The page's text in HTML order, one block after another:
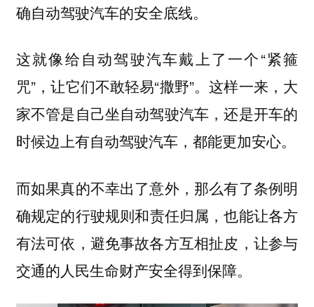
确自动驾驶汽车的安全底线。
这就像给自动驾驶汽车戴上了一个“紧箍
咒”，让它们不敢轻易“撒野”。这样一来，大
家不管是自己坐自动驾驶汽车，还是开车的
时候边上有自动驾驶汽车，都能更加安心。
而如果真的不幸出了意外，那么有了条例明
确规定的行驶规则和责任归属 ，也能让各方
有法可依，避免事故各方互相扯皮，让参与
交通的人民生命财产安全得到保障。